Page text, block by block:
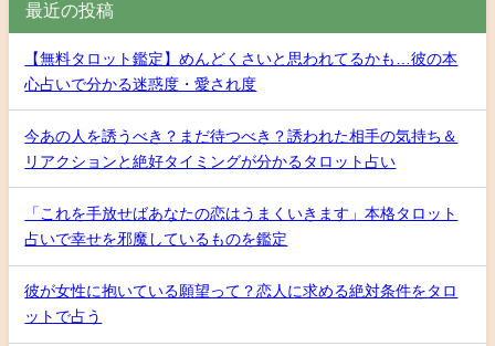
最近の投稿
【無料タロット鑑定】めんどくさいと思われてるかも…彼の本
心占いで分かる迷惑度・愛され度
今あの人を誘うべき？まだ待つべき？誘われた相手の気持ち＆
リアクションと絶好タイミングが分かるタロット占い
「これを手放せばあなたの恋はうまくいきます」本格タロット
占いで幸せを邪魔しているものを鑑定
彼が女性に抱いている願望って？恋人に求める絶対条件をタロ
ットで占う